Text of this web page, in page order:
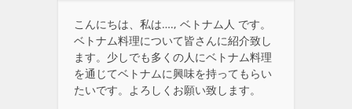
こんにちは、私は…., ベトナム人 です。
ベトナム料理について皆さんに紹介致し
ます。少しでも多くの人にベトナム料理
を通じてベトナムに興味を持ってもらい
たいです。よろしくお願い致します。